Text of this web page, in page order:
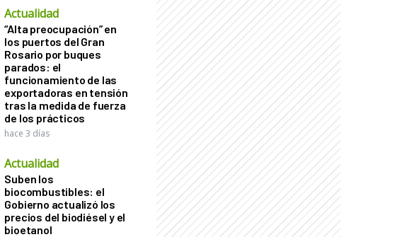
Actualidad
“Alta preocupación” en
los puertos del Gran
Rosario por buques
parados: el
funcionamiento de las
exportadoras en tensión
tras la medida de fuerza
de los prácticos
hace 3 días
Actualidad
Suben los
biocombustibles: el
Gobierno actualizó los
precios del biodiésel y el
bioetanol